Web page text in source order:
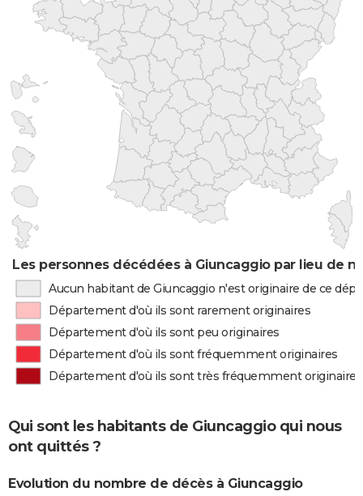
Les personnes décédées à Giuncaggio par lieu de
Aucun habitant de Giuncaggio n'est originaire de ce
Département d'où ils sont rarement originaires
Département d'où ils sont peu originaires
Département d'où ils sont fréquemment originaires
Département d'où ils sont très fréquemment originaires
Qui sont les habitants de Giuncaggio qui nous
ont quittés ?
Evolution du nombre de décès à Giuncaggio